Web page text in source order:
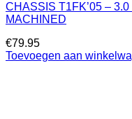
CHASSIS T1FK’05 –
MACHINED
€79.95
Toevoegen aan